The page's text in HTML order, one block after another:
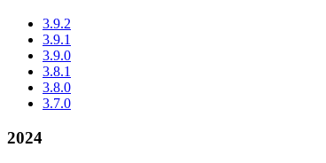
3.9.2
3.9.1
3.9.0
3.8.1
3.8.0
3.7.0
2024